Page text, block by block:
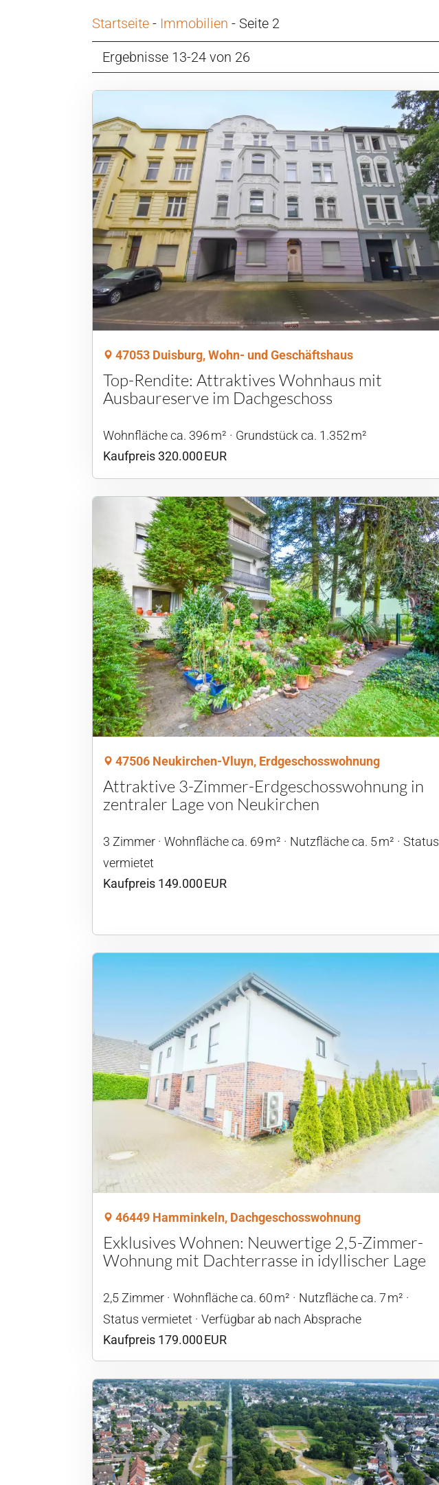
Startseite - Immobilien - Seite 2
Ergebnisse 13-24 von 26
47053 Duisburg, Wohn- und Geschäftshaus
Top-Rendite: Attraktives Wohnhaus mit
Ausbaureserve im Dachgeschoss
Wohnfläche ca. 396 m²
Grund­stück ca. 1.352 m²
Kaufpreis 320.000 EUR
47506 Neukirchen-Vluyn, Erdgeschosswohnung
Attraktive 3-Zimmer-Erdgeschosswohnung in
zentraler Lage von Neukirchen
3 Zimmer Wohnfläche ca. 69 m² Nutzfläche ca. 5 m²
Status
vermietet
Kaufpreis 149.000 EUR
46449 Hamminkeln, Dachgeschosswohnung
Exklusives Wohnen: Neuwertige 2,5-Zimmer-
Wohnung mit Dachterrasse in idyllischer Lage
2,5 Zimmer Wohnfläche ca. 60 m²
Nutzfläche ca. 7 m²
Status vermietet
Verfügbar ab nach Absprache
Kaufpreis 179.000 EUR